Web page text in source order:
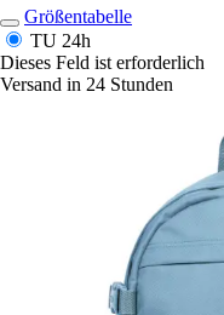
Größentabelle
TU 24h
Dieses Feld ist erforderlich
Versand in 24 Stunden